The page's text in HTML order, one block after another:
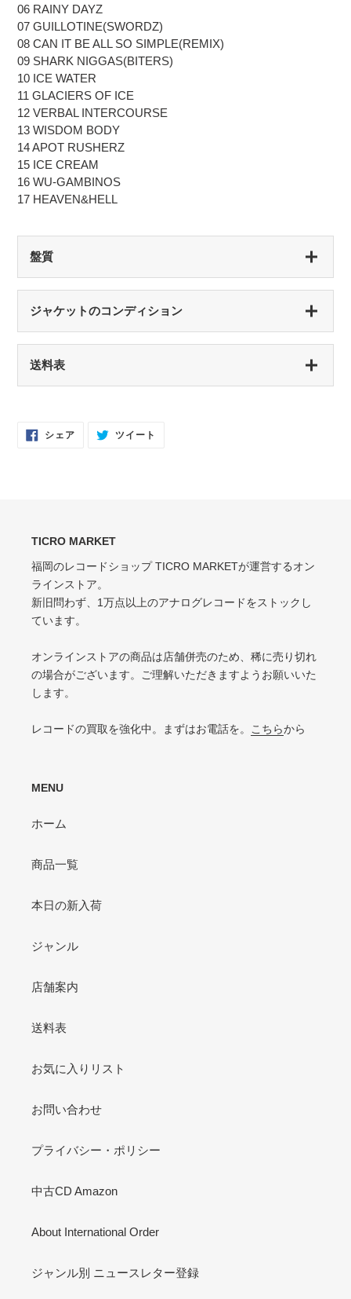
06 RAINY DAYZ
07 GUILLOTINE(SWORDZ)
08 CAN IT BE ALL SO SIMPLE(REMIX)
09 SHARK NIGGAS(BITERS)
10 ICE WATER
11 GLACIERS OF ICE
12 VERBAL INTERCOURSE
13 WISDOM BODY
14 APOT RUSHERZ
15 ICE CREAM
16 WU-GAMBINOS
17 HEAVEN&HELL
盤質
開封済み・新品同様
キズなどで少々ノイズが出る
VG-（VERY GOOD-）
キズ・ノイズが目立つ
P（POOR）
ジャケットのコンディション
スレ・シワ・リングウェア・カット・ドリルホール、底抜けが気にならない
VG（VERY GOOD）
目立つリングウェアや底抜け・裂け・書き込み・カットがある / アメリカ買付
の中古盤として標準的な状態
ひどいリングウェアや底抜け・裂け・書き込みなどがある
P（POOR）
VG-よりジャケットの状態が悪くおすすめできない
送料表
シェアFacebookツイート
TICRO MARKET
福岡のレコードショップ TICRO MARKETが運営するオン
ラインストア。
新旧問わず、1万点以上のアナログレコードをストックし
ています。
オンラインストアの商品は店舗併売のため、稀に売り切れ
の場合がございます。ご理解いただきますようお願いいた
します。
レコードの買取を強化中。まずはお電話を。 こちらから
MENU
ホーム
商品一覧
本日の新入荷
ジャンル
店舗案内
送料表
お気に入りリスト
お問い合わせ
プライバシー・ポリシー
中古CD Amazon
About International Order
ジャンル別 ニュースレター登録